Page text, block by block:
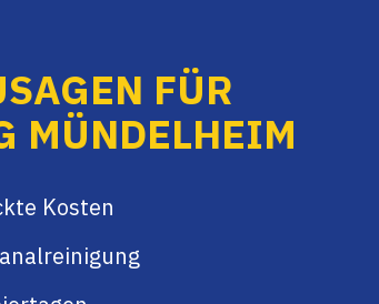
FÜR
MÜNDELHEIM
Kosten